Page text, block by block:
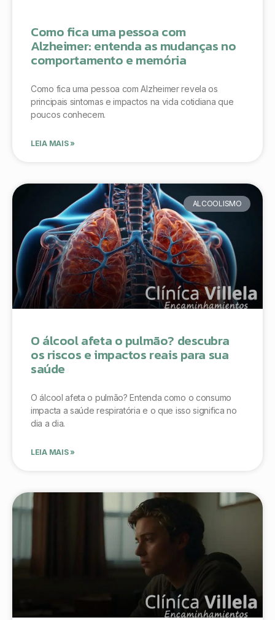
Como fica uma pessoa com
Alzheimer: entenda as mudanças no
comportamento e memória
Como fica uma pessoa com Alzheimer revela os
principais sintomas e impactos na vida cotidiana que
poucos conhecem.
LEIA MAIS »
ALCOOLISMO
O álcool afeta o pulmão? descubra
os riscos e impactos reais para sua
saúde
O álcool afeta o pulmão? Entenda como o consumo
impacta a saúde respiratória e o que isso significa no
dia a dia.
LEIA MAIS »